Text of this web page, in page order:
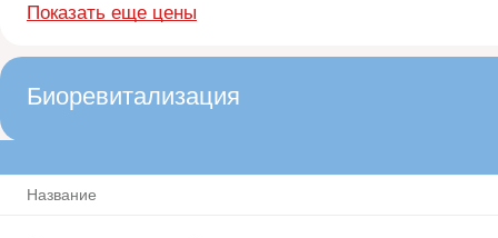
Показать еще цены
Биоревитализация
Название